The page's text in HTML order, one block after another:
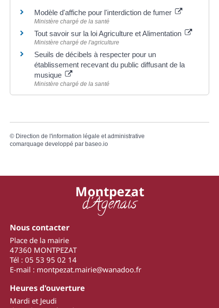
Modèle d'affiche pour l'interdiction de fumer
Ministère chargé de la santé
Tout savoir sur la loi Agriculture et Alimentation
Ministère chargé de l'agriculture
Seuils de décibels à respecter pour un
établissement recevant du public diffusant de la
musique
Ministère chargé de la santé
© Direction de l'information légale et administrative
comarquage developpé par baseo.io
Montpezat
d'Agenais
Nous contacter
Place de la mairie
47360 MONTPEZAT
Tél : 05 53 95 02 14
E-mail : montpezat.mairie@wanadoo.fr
Heures d'ouverture
Mardi et Jeudi